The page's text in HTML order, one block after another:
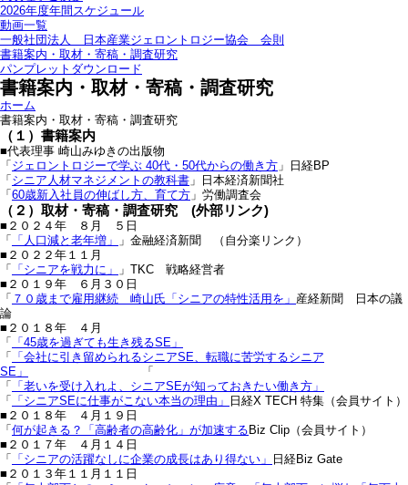
2026年度年間スケジュール
動画一覧
一般社団法人 日本産業ジェロントロジー協会 会則
書籍案内・取材・寄稿・調査研究
パンプレットダウンロード
書籍案内・取材・寄稿・調査研究
ホーム
書籍案内・取材・寄稿・調査研究
（１）書籍案内
■代表理事 崎山みゆきの出版物
「 ジェロントロジーで学ぶ 40代・50代からの働き方 」日経BP
「 シニア人材マネジメントの教科書 」日本経済新聞社
「 60歳新入社員の伸ばし方、育て方 」労働調査会
（２）取材・寄稿・調査研究 (外部リンク)
■２０２４年 ８月 ５日
「
「人口減と老年増」
」金融経済新聞 （自分楽リンク）
■２０２２年１１月
「
「シニアを戦力に」
」TKC 戦略経営者
■２０１９年 ６月３０日
「 ７０歳まで雇用継続 崎山氏「シニアの特性活用を」 産経新聞 日本の議
論
■２０１８年 ４月
「
「45歳を過ぎても生き残るSE」
「
「会社に引き留められるシニアSE、転職に苦労するシニア
SE」
「
「
「老いを受け入れよ、シニアSEが知っておきたい働き方」
「
「シニアSEに仕事がこない本当の理由」
日経X TECH 特集（会員サイト）
■２０１８年 ４月１９日
「 何が起きる？「高齢者の高齢化」が加速する Biz Clip（会員サイト）
■２０１７年 ４月１４日
「
「シニアの活躍なしに企業の成長はあり得ない」
日経Biz Gate
■２０１３年１１月１１日